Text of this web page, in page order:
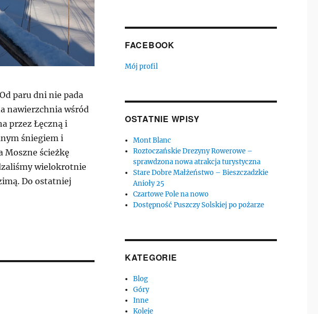
paru dni nie pada
nawierzchnia wśród
przez Łęczną i
śniegiem i
Moszne ścieżkę
wielokrotnie
Do ostatniej
FACEBOOK
Mój profil
OSTATNIE WPISY
Mont Blanc
Roztoczańskie Drezyny Rowerowe –
sprawdzona nowa atrakcja turystyczna
Stare Dobre Małżeństwo – Bieszczadzkie
Anioły 25
Czartowe Pole na nowo
Dostępność Puszczy Solskiej po pożarze
KATEGORIE
Blog
Góry
Inne
Koleje